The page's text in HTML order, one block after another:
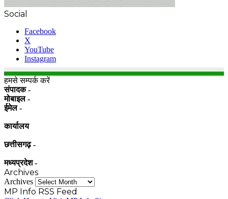
Social
Facebook
X
YouTube
Instagram
हमसे सम्पर्क करें
संपादक -
मोबाइल -
ईमेल -
कार्यालय
छत्तीसगढ़ -
मध्यप्रदेश -
Archives
Archives
MP Info RSS Feed